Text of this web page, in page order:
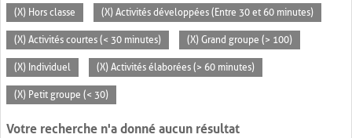
(X) Hors classe (X) Activités développées (Entre 30 et 60 minutes)
(X) Activités courtes (< 30 minutes) (X) Grand groupe (> 100)
(X) Individuel (X) Activités élaborées (> 60 minutes)
(X) Petit groupe (< 30)
Votre recherche n'a donné aucun résultat